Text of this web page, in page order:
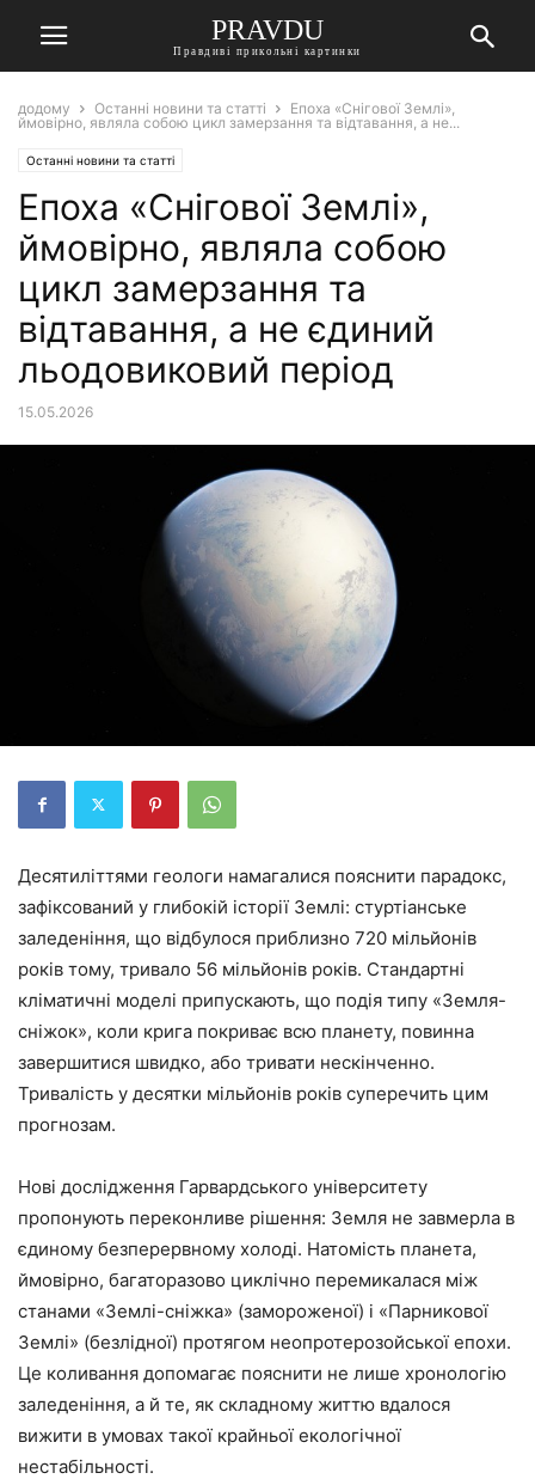
PRAVDU
Правдиві прикольні картинки
додому Останні новини та статті
Епоха «Снігової Землі»,
ймовірно, являла собою цикл замерзання та відтавання, а не...
Останні новини та статті
Епоха «Снігової Землі»,
ймовірно, являла собою
цикл замерзання та
відтавання, а не єдиний
льодовиковий період
15.05.2026
Десятиліттями геологи намагалися пояснити парадокс,
зафіксований у глибокій історії Землі: стуртіанське
заледеніння, що відбулося приблизно 720 мільйонів
років тому, тривало 56 мільйонів років. Стандартні
кліматичні моделі припускають, що подія типу «Земля-
сніжок», коли крига покриває всю планету, повинна
завершитися швидко, або тривати нескінченно.
Тривалість у десятки мільйонів років суперечить цим
прогнозам.
Нові дослідження Гарвардського університету
пропонують переконливе рішення: Земля не завмерла в
єдиному безперервному холоді. Натомість планета,
ймовірно, багаторазово циклічно перемикалася між
станами «Землі-сніжка» (замороженої) і «Парникової
Землі» (безлідної) протягом неопротерозойської епохи.
Це коливання допомагає пояснити не лише хронологію
заледеніння, а й те, як складному життю вдалося
вижити в умовах такої крайньої екологічної
нестабільності.